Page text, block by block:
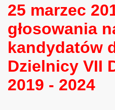
25 marzec
głosowania
kandydatów
Dzielnicy VII
2019 - 2024